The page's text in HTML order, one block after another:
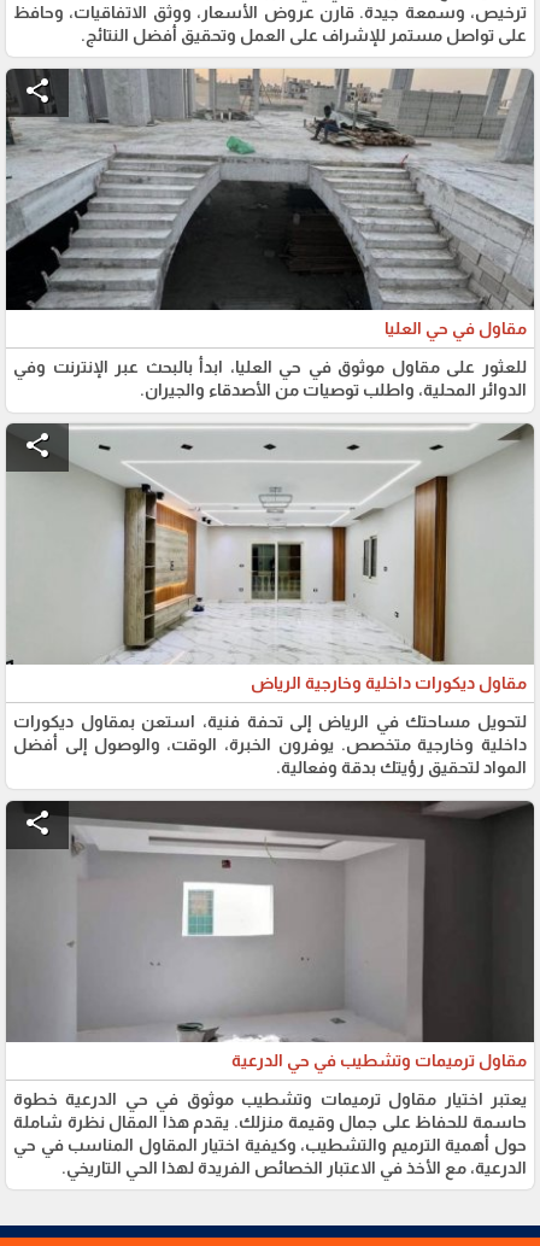
ترخيص، وسمعة جيدة. قارن عروض الأسعار، ووثق الاتفاقيات، وحافظ
على تواصل مستمر للإشراف على العمل وتحقيق أفضل النتائج.
share
مقاول في حي العليا
للعثور على مقاول موثوق في حي العليا، ابدأ بالبحث عبر الإنترنت وفي
الدوائر المحلية، واطلب توصيات من الأصدقاء والجيران.
share
مقاول ديكورات داخلية وخارجية الرياض
لتحويل مساحتك في الرياض إلى تحفة فنية، استعن بمقاول ديكورات
داخلية وخارجية متخصص. يوفرون الخبرة، الوقت، والوصول إلى أفضل
المواد لتحقيق رؤيتك بدقة وفعالية.
share
مقاول ترميمات وتشطيب في حي الدرعية
يعتبر اختيار مقاول ترميمات وتشطيب موثوق في حي الدرعية خطوة
حاسمة للحفاظ على جمال وقيمة منزلك. يقدم هذا المقال نظرة شاملة
حول أهمية الترميم والتشطيب، وكيفية اختيار المقاول المناسب في حي
الدرعية، مع الأخذ في الاعتبار الخصائص الفريدة لهذا الحي التاريخي.